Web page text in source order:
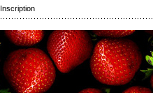
Inscription